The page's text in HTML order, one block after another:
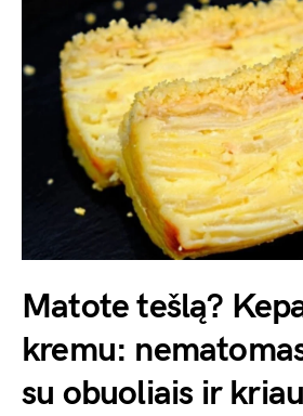
Matote tešlą?
kremu:
su obuoliais ir